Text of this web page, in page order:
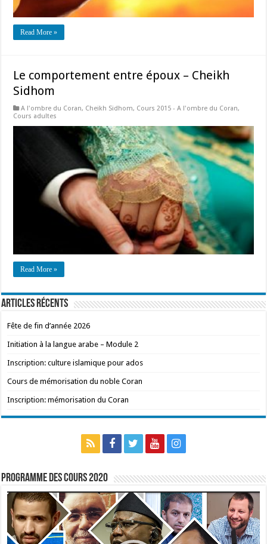
Read More »
Le comportement entre époux – Cheikh
Sidhom
A l'ombre du Coran, Cheikh Sidhom, Cours 2015 - A l'ombre du Coran,
Cours adultes
Read More »
Articles récents
Fête de fin d’année 2026
Initiation à la langue arabe – Module 2
Inscription: culture islamique pour ados
Cours de mémorisation du noble Coran
Inscription: mémorisation du Coran
Programme des cours 2020
Lecteur
vidéo